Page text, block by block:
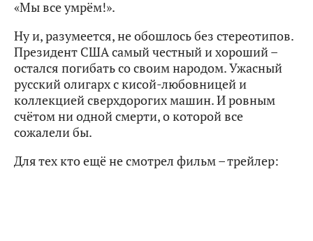
«Мы все умрём!».
Ну и, разумеется, не обошлось без стереотипов.
Президент США самый честный и хороший –
остался погибать со своим народом. Ужасный
русский олигарх с кисой-любовницей и
коллекцией сверхдорогих машин. И ровным
счётом ни одной смерти, о которой все
сожалели бы.
Для тех кто ещё не смотрел фильм – трейлер: